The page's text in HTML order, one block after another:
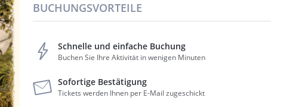
BUCHUNGSVORTEILE
Schnelle und einfache Buchung
Buchen Sie Ihre Aktivität in wenigen Minuten
Sofortige Bestätigung
Tickets werden Ihnen per E-Mail zugeschickt